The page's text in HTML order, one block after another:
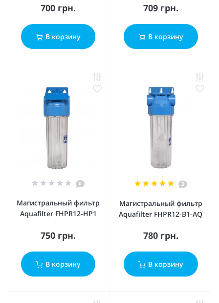
700 грн.
В корзину
709 грн.
В корзину
0
Магистральный фильтр
Aquafilter FHPR12-HP1
750 грн.
В корзину
3
Магистральный фильтр
Aquafilter FHPR12-B1-AQ
780 грн.
В корзину